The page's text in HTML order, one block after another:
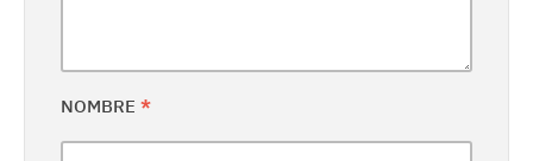
NOMBRE *